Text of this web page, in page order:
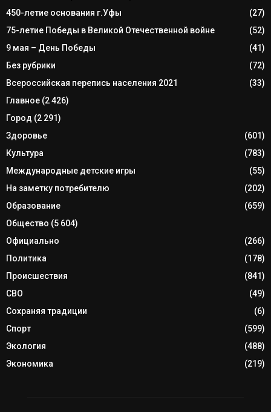
450-летие основания г.Уфы
(27)
75-летие Победы в Великой Отечественной войне
(52)
9 мая – День Победы
(41)
Без рубрики
(72)
Всероссийская перепись населения 2021
(33)
Главное (2 426)
Город (2 291)
Здоровье
(601)
Культура
(783)
Международные детские игры
(55)
На заметку потребителю
(202)
Образование
(659)
Общество (5 604)
Официально
(266)
Политика
(178)
Происшествия
(841)
СВО
(49)
Сохраняя традиции
(6)
Спорт
(599)
Экология
(488)
Экономика
(219)